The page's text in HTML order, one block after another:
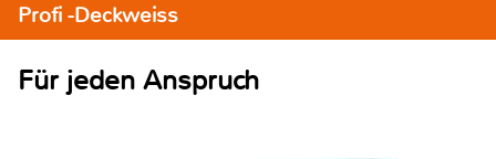
Profi -Deckweiss
Für jeden Anspruch